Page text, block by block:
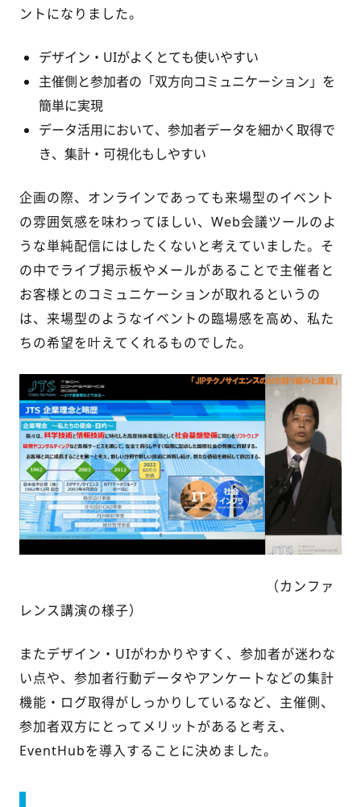
ントになりました。
デザイン・UIがよくとても使いやすい
主催側と参加者の「双方向コミュニケーション」を
簡単に実現
データ活用において、参加者データを細かく取得で
き、集計・可視化もしやすい
企画の際、オンラインであっても来場型のイベント
の雰囲気感を味わってほしい、Web会議ツールのよ
うな単純配信にはしたくないと考えていました。そ
の中でライブ掲示板やメールがあることで主催者と
お客様とのコミュニケーションが取れるというの
は、来場型のようなイベントの臨場感を高め、私た
ちの希望を叶えてくれるものでした。
（カンファ
レンス講演の様子）
またデザイン・UIがわかりやすく、参加者が迷わな
い点や、参加者行動データやアンケートなどの集計
機能・ログ取得がしっかりしているなど、主催側、
参加者双方にとってメリットがあると考え、
EventHubを導入することに決めました。